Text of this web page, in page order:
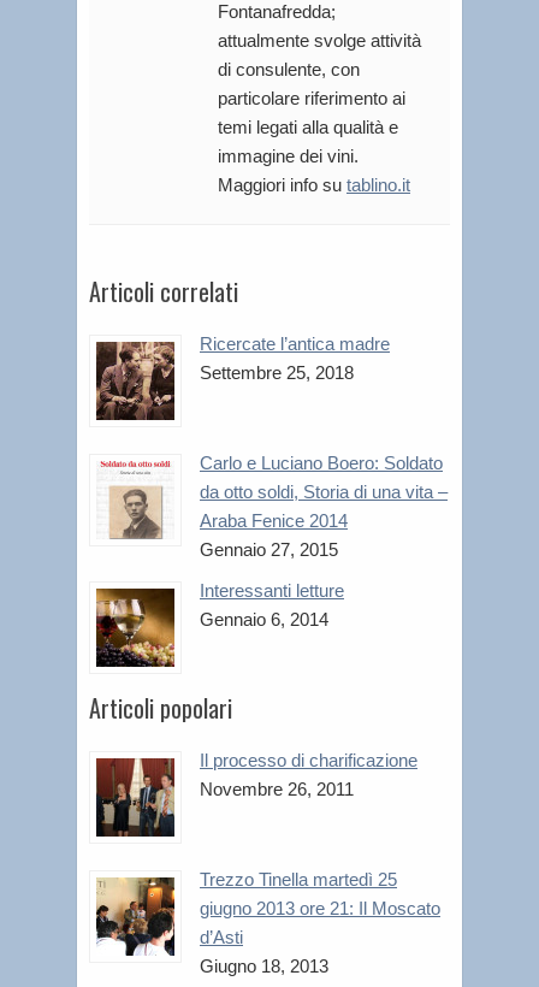
Fontanafredda;
attualmente svolge attività
di consulente, con
particolare riferimento ai
temi legati alla qualità e
immagine dei vini.
Maggiori info su tablino.it
Articoli correlati
Ricercate l’antica madre
Settembre 25, 2018
Carlo e Luciano Boero: Soldato
da otto soldi, Storia di una vita –
Araba Fenice 2014
Gennaio 27, 2015
Interessanti letture
Gennaio 6, 2014
Articoli popolari
Il processo di charificazione
Novembre 26, 2011
Trezzo Tinella martedì 25
giugno 2013 ore 21: Il Moscato
d’Asti
Giugno 18, 2013